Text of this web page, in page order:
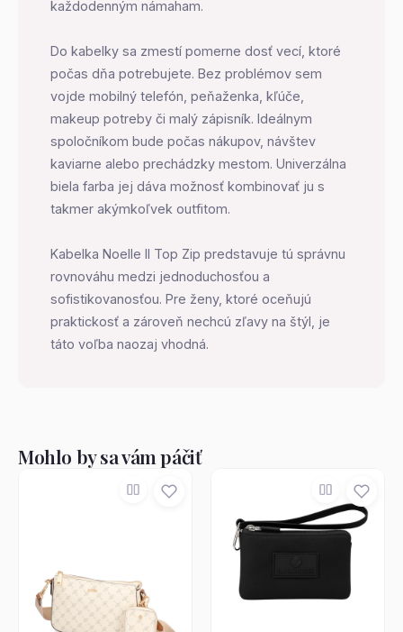
každodenným námaham.
Do kabelky sa zmestí pomerne dosť vecí, ktoré
počas dňa potrebujete. Bez problémov sem
vojde mobilný telefón, peňaženka, kľúče,
makeup potreby či malý zápisník. Ideálnym
spoločníkom bude počas nákupov, návštev
kaviarne alebo prechádzky mestom. Univerzálna
biela farba jej dáva možnosť kombinovať ju s
takmer akýmkoľvek outfitom.
Kabelka Noelle II Top Zip predstavuje tú správnu
rovnováhu medzi jednoduchosťou a
sofistikovanosťou. Pre ženy, ktoré oceňujú
praktickosť a zároveň nechcú zľavy na štýl, je
táto voľba naozaj vhodná.
Mohlo by sa vám páčiť